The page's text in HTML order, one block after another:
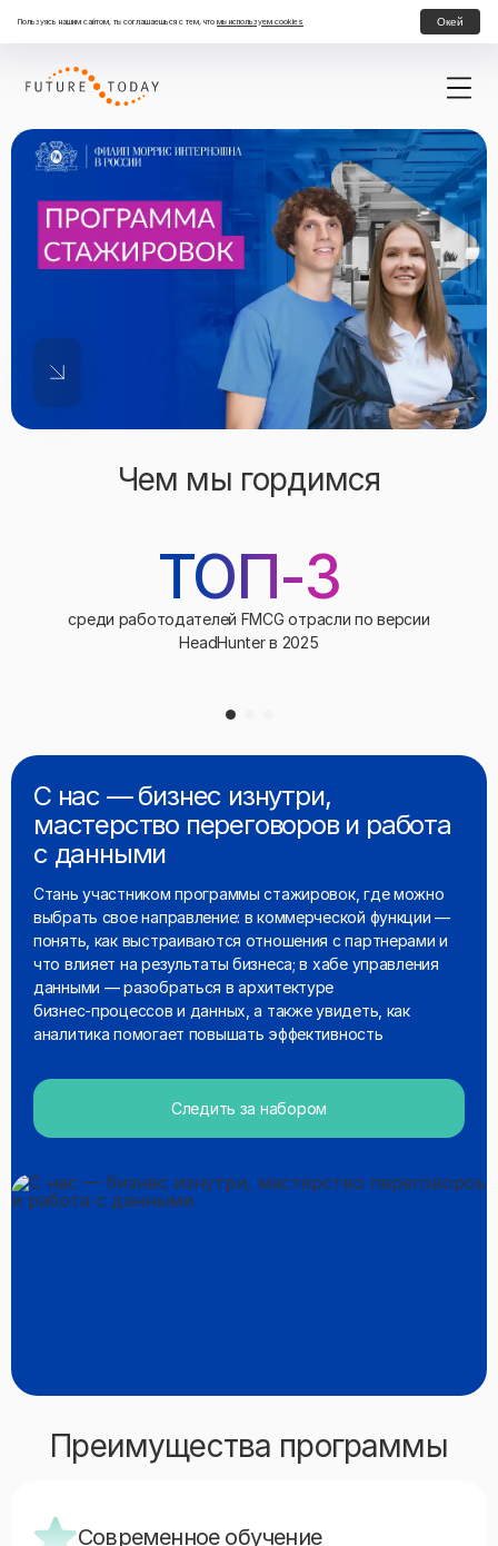
Пользуясь нашим сайтом, ты соглашаешься с тем, что мы используем cookies Окей
Программа развития на инновационном производстве
Чем мы гордимся
ТОП-3
среди работодателей FMCG отрасли по версии
HeadHunter в 2025
С нас — бизнес изнутри,
мастерство переговоров и работа
с данными
Стань участником программы стажировок, где можно
выбрать свое направление: в коммерческой функции —
понять, как выстраиваются отношения с партнерами и
что влияет на результаты бизнеса; в хабе управления
данными — разобраться в архитектуре
бизнес‑процессов и данных, а также увидеть, как
аналитика помогает повышать эффективность
Следить за набором
Преимущества программы
Современное обучение